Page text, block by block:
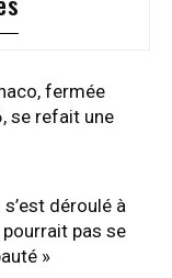
fermée
se refait une
déroulé à
pas se
»